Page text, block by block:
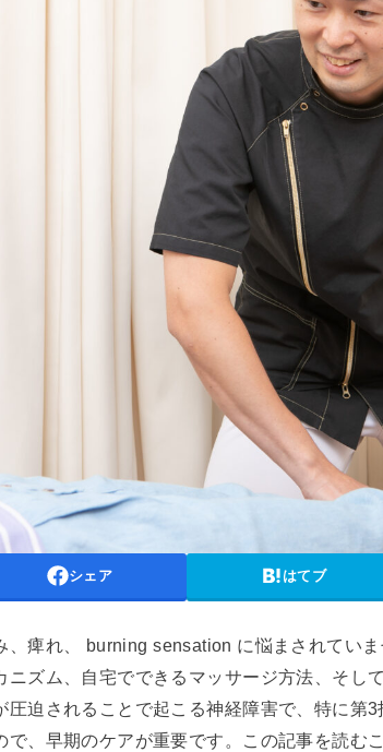
シェア はてブ
、痺れ、 burning sensation に悩まされてい
ズム、自宅でできるマッサージ方法、そし
圧迫されることで起こる神経障害で、特に第
で、早期のケアが重要です。この記事を読む